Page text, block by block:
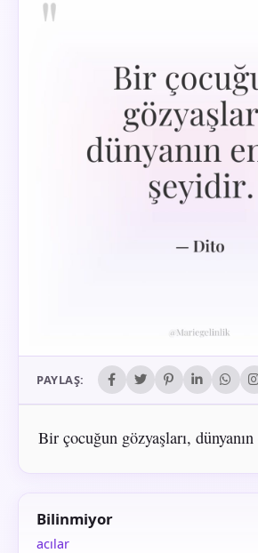
PAYLAŞ:
Bir çocuğun gözyaşları, dünyanın
Bilinmiyor
acılar